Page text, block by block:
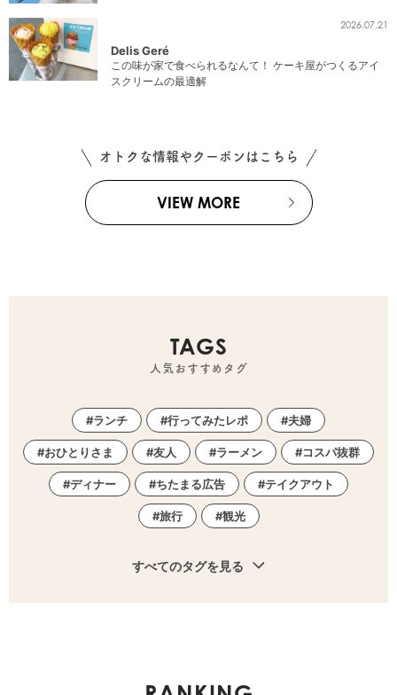
2026.07.21
Delis Geré
この味が家で食べられるなんて！ ケーキ屋がつくるアイ
スクリームの最適解
オトクな情報やクーポンはこちら
VIEW MORE
TAGS
人気おすすめタグ
ランチ 行ってみたレポ 夫婦
おひとりさま 友人 ラーメン コスパ抜群
ディナー ちたまる広告 テイクアウト
旅行 観光
すべてのタグを見る